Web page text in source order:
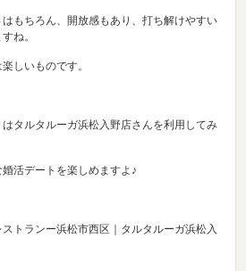
もちろん、開放感もあり、打ち解けやすい
ね。
しいものです。
タルタルーガ浜松入野店さんを利用してみ
活デートを楽しめますよ♪
トランー浜松市西区｜タルタルーガ浜松入